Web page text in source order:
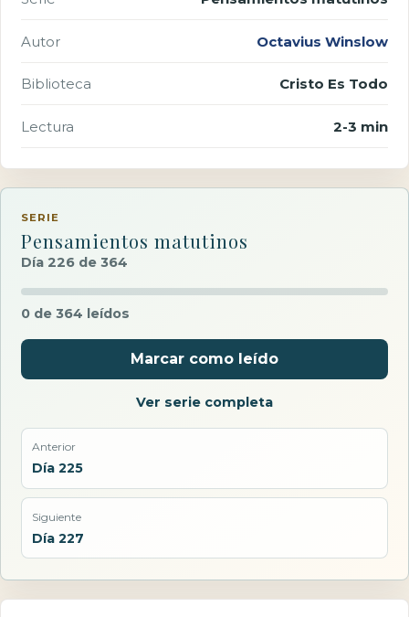
Autor Octavius Winslow
Biblioteca Cristo Es Todo
Lectura 2-3 min
SERIE
Pensamientos matutinos
Día 226 de 364
0 de 364 leídos
Marcar como leído
Ver serie completa
Anterior
Día 225
Siguiente
Día 227